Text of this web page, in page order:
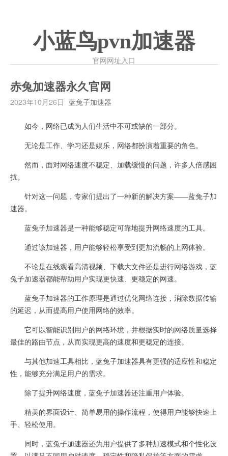
小蓝鸟pvn加速器
官网网址入口
赤兔加速器永久官网
2023年10月26日 蓝兔子加速器
如今，网络已成为人们生活中不可或缺的一部分。
无论是工作、学习还是娱乐，网络都扮演着重要的角色。
然而，面对网络速度不稳定、加载缓慢的问题，许多人倍感困
扰。
针对这一问题，专家们提出了一种新的解决方案——蓝兔子加
速器。
蓝兔子加速器是一种能够稳定可靠地提升网络速度的工具。
通过该加速器，用户能够轻松享受到更加流畅的上网体验。
不论是在线观看高清视频、下载大文件还是进行网络游戏，蓝
兔子加速器都能帮助用户实现更快速、更稳定的网速。
蓝兔子加速器的工作原理是通过优化网络连接，消除数据传输
的延迟，从而提高用户使用网络的效率。
它可以智能识别用户的网络环境，并根据实时的网络质量选择
最佳的路由节点，从而实现更高的速度和更稳定的连接。
与其他加速工具相比，蓝兔子加速器具有更强的适应性和稳定
性，能够充分满足用户的需求。
除了提升网络速度，蓝兔子加速器还注重用户体验。
精美的界面设计、简单易用的操作流程，使得用户能够快速上
手、轻松使用。
同时，蓝兔子加速器还为用户提供了多种加速模式和个性化设